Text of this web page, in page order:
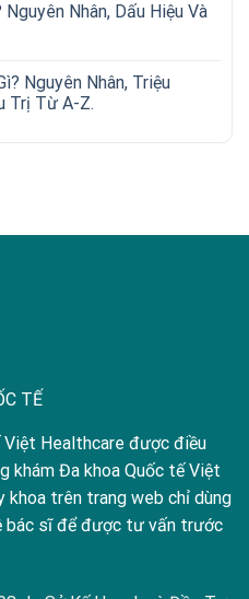
Nguyên Nhân, Dấu Hiệu Và
Nguyên Nhân, Triệu
Trị Từ A-Z.
TẾ
Việt Healthcare được điều
khám Đa khoa Quốc tế Việt
khoa trên trang web chỉ dùng
bác sĩ để được tư vấn trước